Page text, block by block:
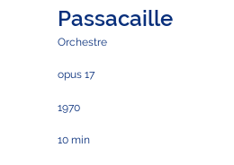
Passacaille
Orchestre
opus 17
1970
10 min